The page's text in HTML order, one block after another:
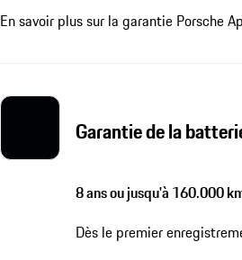
En savoir plus sur la garantie Porsche
Garantie de la
8 ans ou jusqu'à 160.000
Dès le premier